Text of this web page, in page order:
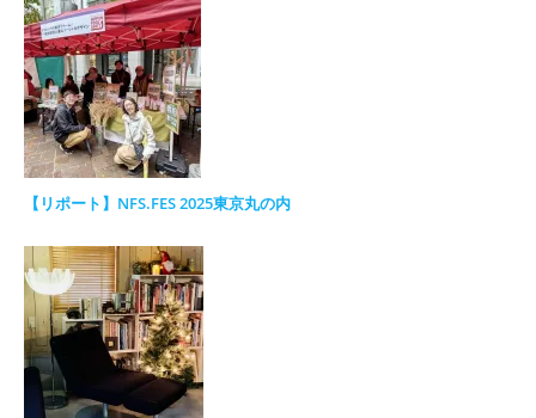
【リポート】NFS.FES 2025東京丸の内